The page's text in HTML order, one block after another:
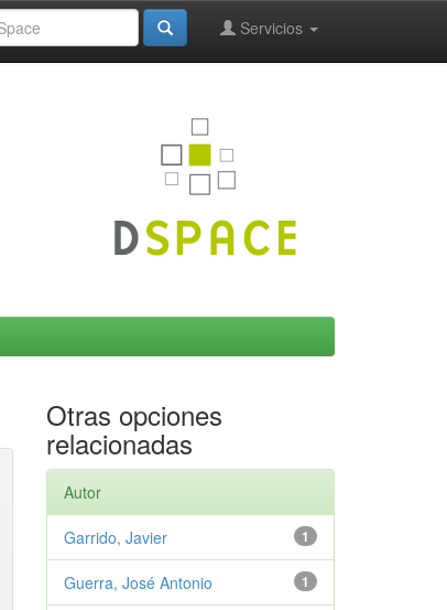
Servicios
Otras opciones
relacionadas
Autor
1
Garrido, Javier
1
Guerra, José Antonio